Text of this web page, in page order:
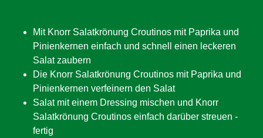
Mit Knorr Salatkrönung Croutinos mit Paprika und
Pinienkernen einfach und schnell einen leckeren
Salat zaubern
Die Knorr Salatkrönung Croutinos mit Paprika und
Pinienkernen verfeinern den Salat
Salat mit einem Dressing mischen und Knorr
Salatkrönung Croutinos einfach darüber streuen -
fertig